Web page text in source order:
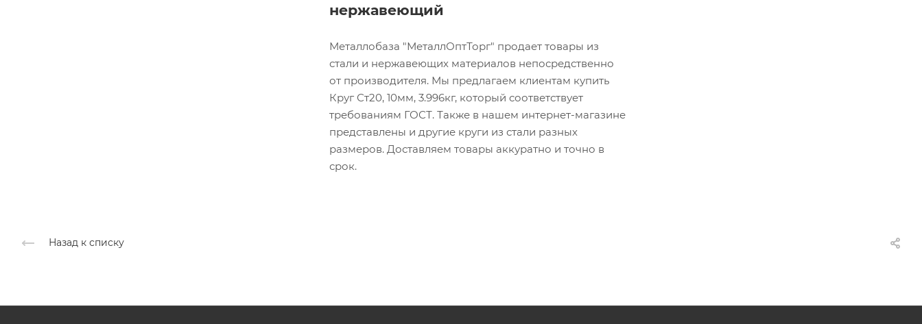
нержавеющий
Металлобаза "МеталлОптТорг" продает товары из
стали и нержавеющих материалов непосредственно
от производителя. Мы предлагаем клиентам купить
Круг Ст20, 10мм, 3.996кг, который соответствует
требованиям ГОСТ. Также в нашем интернет-магазине
представлены и другие круги из стали разных
размеров. Доставляем товары аккуратно и точно в
срок.
Назад к списку